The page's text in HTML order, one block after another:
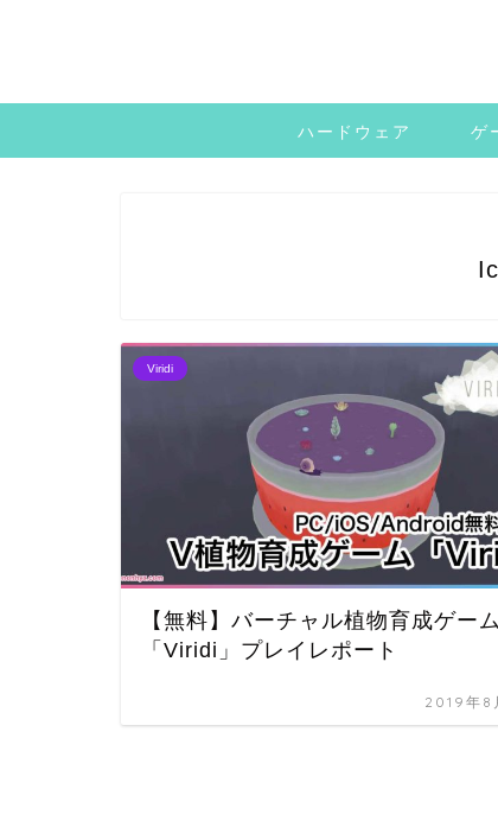
ハードウェア ゲ
Viridi
【無料】バーチャル植物育成ゲーム
「Viridi」プレイレポート
2019年8